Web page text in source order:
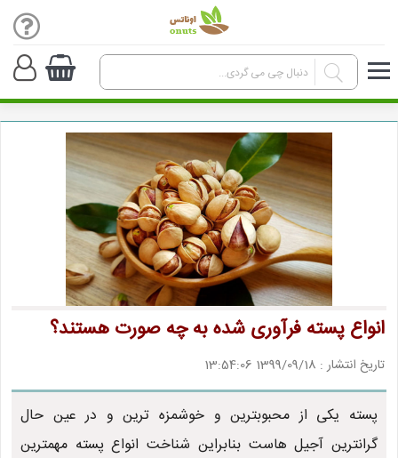
انواع پسته فرآوری ‌شده به چه صورت هستند؟
تاریخ انتشار : 1399/09/18 13:54:06
پسته یکی از محبوبترین و خوشمزه ترین و در عین حال
گرانترین آجیل هاست بنابراین شناخت انواع پسته مهمترین